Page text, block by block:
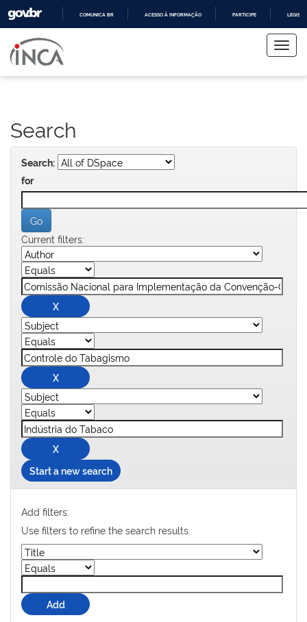
COMUNICA BR ACESSO À INFORMAÇÃO PARTICIPE
navigation
Search
Search:
for
Current filters:
Start a new search
Add filters:
Use filters to refine the search results.